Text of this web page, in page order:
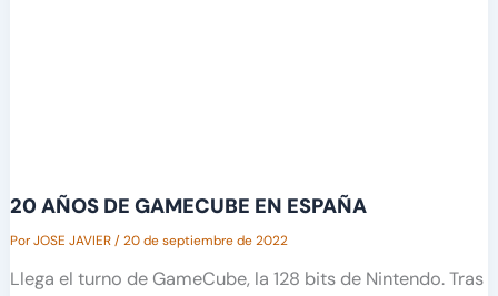
20 AÑOS DE GAMECUBE EN ESPAÑA
PorJOSE JAVIER/20 de septiembre de 2022
Llega el turno de GameCube, la 128 bits de Nintendo. Tras